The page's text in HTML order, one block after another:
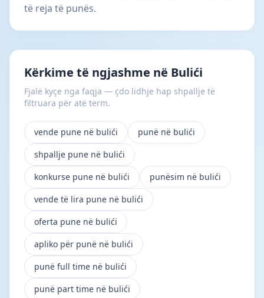
të reja të punës.
Kërkime të ngjashme në Bulići
Fjalë kyçe nga faqja — çdo lidhje hap shpallje të
filtruara për atë term.
vende pune në bulići
punë në bulići
shpallje pune në bulići
konkurse pune në bulići
punësim në bulići
vende të lira pune në bulići
oferta pune në bulići
apliko për punë në bulići
punë full time në bulići
punë part time në bulići